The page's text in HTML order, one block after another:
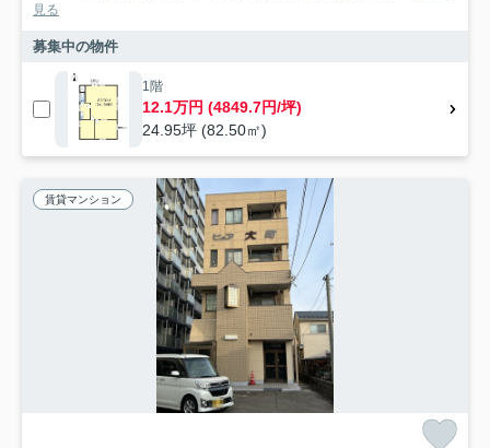
見る
募集中の物件
1階
12.1万円 (4849.7円/坪)
24.95坪 (82.50㎡)
賃貸マンション